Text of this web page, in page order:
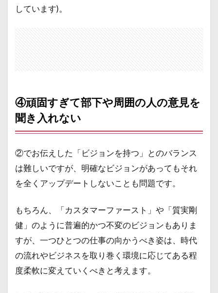
しています)。
④頑固すぎて部下や周囲の人の意見を
聞き入れない
②でお伝えした「ビジョンを持つ」とのバランス
は難しいですが、明確なビジョンがあってもそれ
を全くアップデートしないことも問題です。
もちろん、「カスタマーファースト」や「質実剛
健」のように普遍的かつ不変のビジョンもありま
すが、一つひとつの仕事の向かうべき姿は、時代
の流れやビジネスを取り巻く環境に応じてある程
度柔軟に変えていくべきと考えます。